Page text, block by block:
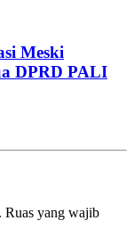
Meski
DPRD PALI
Ruas yang wajib